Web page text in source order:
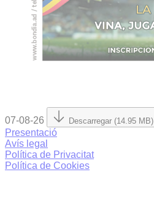
07-08-26 Descarregar (14.95 MB)
Presentació
Avís legal
Política de Privacitat
Política de Cookies